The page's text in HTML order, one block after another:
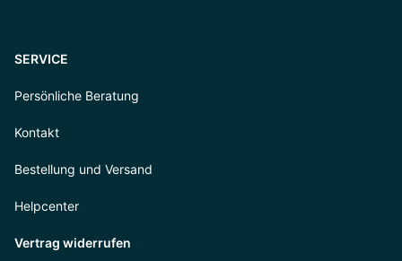
SERVICE
Persönliche Beratung
Kontakt
Bestellung und Versand
Helpcenter
Vertrag widerrufen